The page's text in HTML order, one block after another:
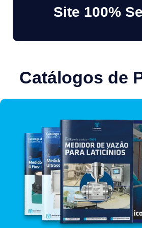
Site 100%
Catálogos de